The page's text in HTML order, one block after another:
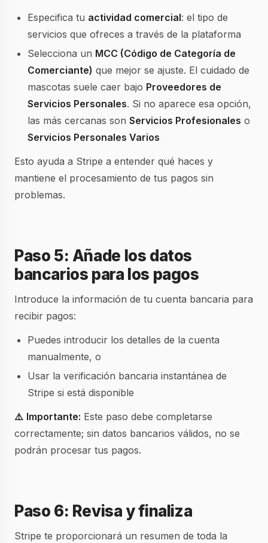
Especifica tu actividad comercial: el tipo de
servicios que ofreces a través de la plataforma
Selecciona un MCC (Código de Categoría de
Comerciante) que mejor se ajuste. El cuidado de
mascotas suele caer bajo Proveedores de
Servicios Personales. Si no aparece esa opción,
las más cercanas son Servicios Profesionales o
Servicios Personales Varios
Esto ayuda a Stripe a entender qué haces y
mantiene el procesamiento de tus pagos sin
problemas.
Paso 5: Añade los datos
bancarios para los pagos
Introduce la información de tu cuenta bancaria para
recibir pagos:
Puedes introducir los detalles de la cuenta
manualmente, o
Usar la verificación bancaria instantánea de
Stripe si está disponible
⚠️ Importante: Este paso debe completarse
correctamente; sin datos bancarios válidos, no se
podrán procesar tus pagos.
Paso 6: Revisa y finaliza
Stripe te proporcionará un resumen de toda la